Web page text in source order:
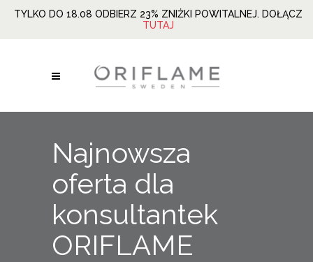
TYLKO DO 18.08 ODBIERZ 23% ZNIŻKI POWITALNEJ. DOŁĄCZ
TUTAJ
Najnowsza
oferta dla
konsultantek
ORIFLAME